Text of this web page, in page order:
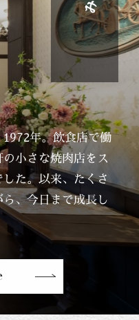
み
年。飲食店で働
小さな焼肉店をス
た。以来、たくさ
、今日まで成長し